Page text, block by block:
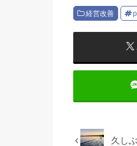
経営改善
久し